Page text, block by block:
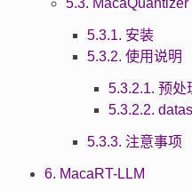
5.3.1. 安装
5.3.2. 使用说明
5.3.2.1. 预处
5.3.2.2.
5.3.3. 注意事项
6. MacaRT-LLM